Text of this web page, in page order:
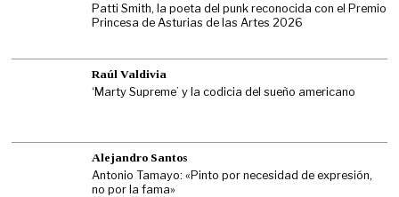
Patti Smith, la poeta del punk reconocida con el Premio
Princesa de Asturias de las Artes 2026
Raúl Valdivia
‘Marty Supreme’ y la codicia del sueño americano
Alejandro Santos
Antonio Tamayo: «Pinto por necesidad de expresión,
no por la fama»